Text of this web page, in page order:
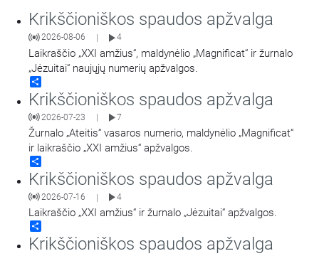
Krikščioniškos spaudos apžvalga
2026-08-06 4
Laikraščio „XXI amžius“, maldynėlio „Magnificat“ ir žurnalo
„Jėzuitai“ naujųjų numerių apžvalgos.
Krikščioniškos spaudos apžvalga
2026-07-23 7
Žurnalo „Ateitis“ vasaros numerio, maldynėlio „Magnificat“
ir laikraščio „XXI amžius“ apžvalgos.
Krikščioniškos spaudos apžvalga
2026-07-16 | 4
Laikraščio „XXI amžius“ ir žurnalo „Jėzuitai“ apžvalgos.
Krikščioniškos spaudos apžvalga